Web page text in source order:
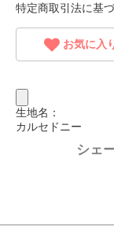
特定商取引法に基
お気に入
生地名：
カルセドニー
シェ